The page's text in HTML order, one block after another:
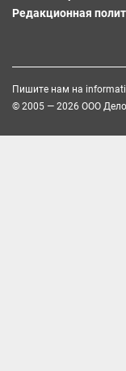
Редакционная
Пишите нам на
© 2005 — 2026 ООО